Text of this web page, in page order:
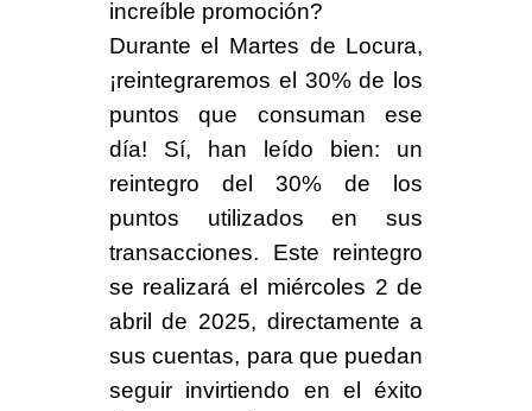
increíble promoción?
Durante el Martes de Locura,
¡reintegraremos el 30% de los
puntos que consuman ese
día! Sí, han leído bien: un
reintegro del 30% de los
puntos utilizados en sus
transacciones. Este reintegro
se realizará el miércoles 2 de
abril de 2025, directamente a
sus cuentas, para que puedan
seguir invirtiendo en el éxito